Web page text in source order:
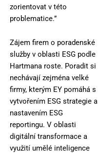
zorientovat v této
problematice.”
Zájem firem o poradenské
služby v oblasti ESG podle
Hartmana roste. Poradit si
nechávají zejména velké
firmy, kterým EY pomáhá s
vytvořením ESG strategie a
nastavením ESG
reportingu. V oblasti
digitální transformace a
využití umělé inteligence